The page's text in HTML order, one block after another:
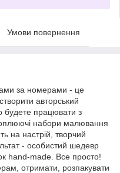
Умови повернення
за номерами - це
авторський
будете працювати з
набори малювання
на настрій, творчий
- особистий шедевр
hand-made. Все просто!
отримати, розпакувати